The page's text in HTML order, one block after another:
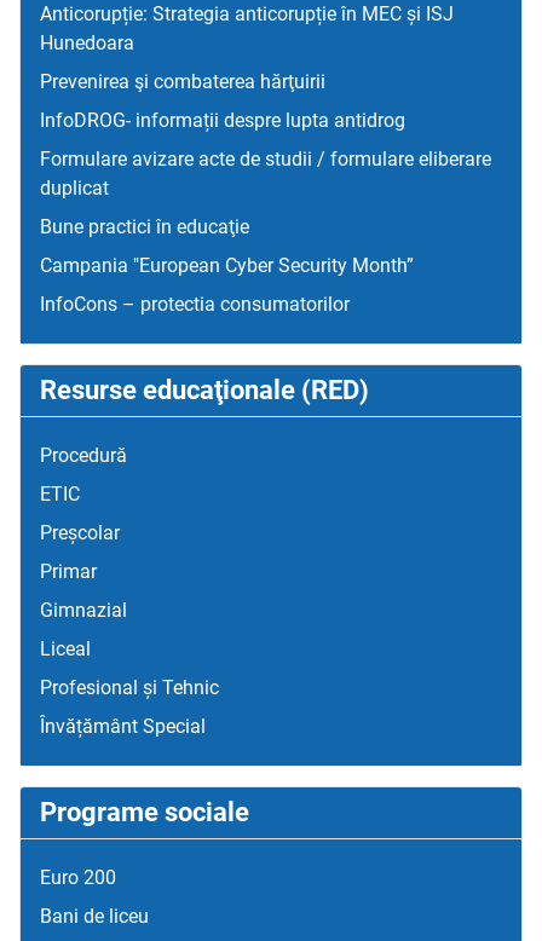
Anticorupție: Strategia anticorupție în MEC și ISJ
Hunedoara
Prevenirea şi combaterea hărţuirii
InfoDROG- informații despre lupta antidrog
Formulare avizare acte de studii / formulare eliberare
duplicat
Bune practici în educaţie
Campania "European Cyber Security Month”
InfoCons – protectia consumatorilor
Resurse educaţionale (RED)
Procedură
ETIC
Preșcolar
Primar
Gimnazial
Liceal
Profesional și Tehnic
Învățământ Special
Programe sociale
Euro 200
Bani de liceu